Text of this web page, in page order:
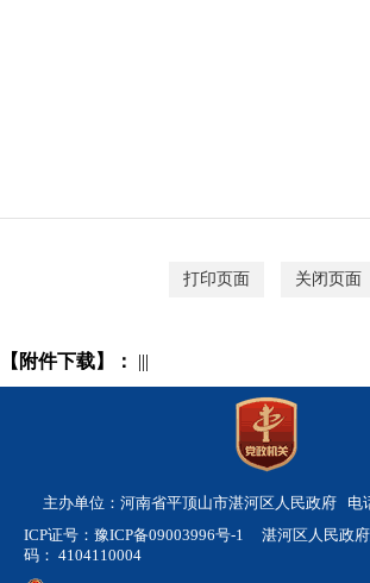
打印页面 关闭页面
【附件下载】： |||
主办单位：河南省平顶山市湛河区人民政府 电
ICP证号：豫ICP备09003996号-1 湛河区人民政府
码： 4104110004